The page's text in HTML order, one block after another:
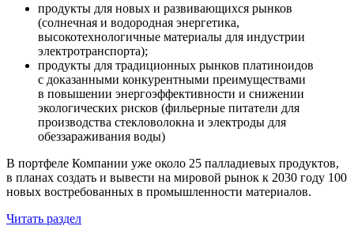
продукты для новых и развивающихся рынков
(солнечная и водородная энергетика,
высокотехнологичные материалы для индустрии
электротранспорта);
продукты для традиционных рынков платиноидов
с доказанными конкурентными преимуществами
в повышении энергоэффективности и снижении
экологических рисков (фильерные питатели для
производства стекловолокна и электроды для
обеззараживания воды)
В портфеле Компании уже около 25 палладиевых продуктов,
в планах создать и вывести на мировой рынок к 2030 году 100
новых востребованных в промышленности материалов.
Читать раздел